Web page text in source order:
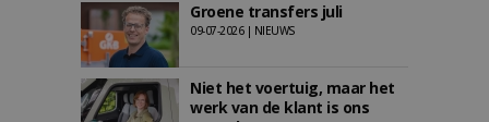
Groene transfers juli
09-07-2026 | NIEUWS
Niet het voertuig, maar het
werk van de klant is ons